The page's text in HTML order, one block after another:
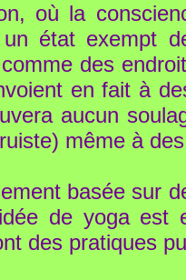
où la
état exempt
des
en fait à
aucun
même à
basée sur
de yoga est
des pratiques